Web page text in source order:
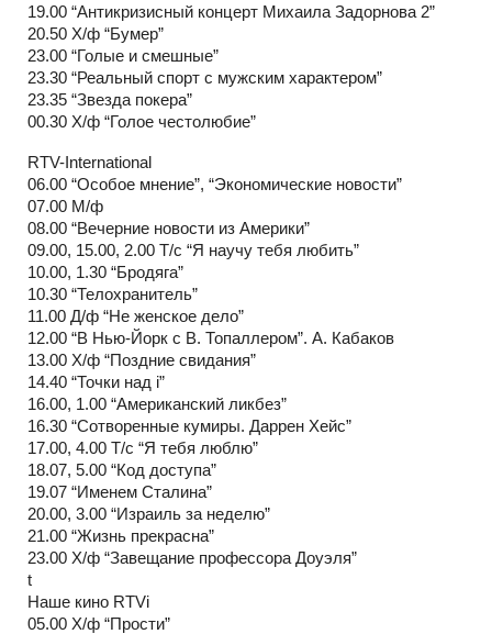
19.00 “Антикризисный концерт Михаила Задорнова 2”
20.50 Х/ф “Бумер”
23.00 “Голые и смешные”
23.30 “Реальный спорт с мужским характером”
23.35 “Звезда покера”
00.30 Х/ф “Голое честолюбие”
RTV-International
06.00 “Особое мнение”, “Экономические новости”
07.00 М/ф
08.00 “Вечерние новости из Америки”
09.00, 15.00, 2.00 Т/с “Я научу тебя любить”
10.00, 1.30 “Бродяга”
10.30 “Телохранитель”
11.00 Д/ф “Не женское дело”
12.00 “В Нью-Йорк с В. Топаллером”. А. Кабаков
13.00 Х/ф “Поздние свидания”
14.40 “Точки над i”
16.00, 1.00 “Американский ликбез”
16.30 “Сотворенные кумиры. Даррен Хейс”
17.00, 4.00 Т/с “Я тебя люблю”
18.07, 5.00 “Код доступа”
19.07 “Именем Сталина”
20.00, 3.00 “Израиль за неделю”
21.00 “Жизнь прекрасна”
23.00 Х/ф “Завещание профессора Доуэля”
t
Наше кино RTVi
05.00 Х/ф “Прости”